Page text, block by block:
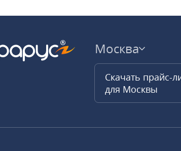
Москва
Скачать прайс-
для Москвы